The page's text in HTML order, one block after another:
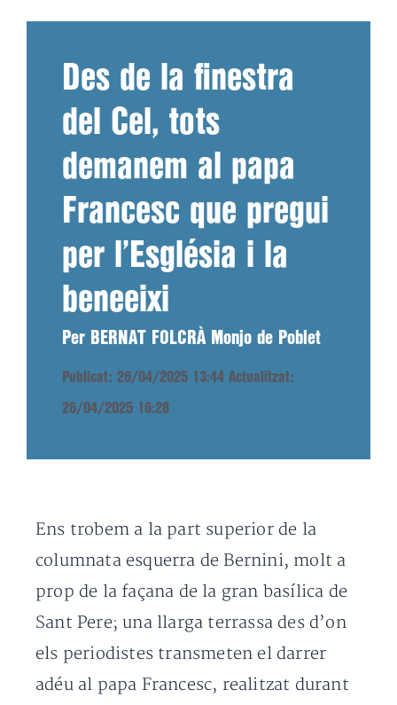
Des de la finestra
del Cel, tots
demanem al papa
Francesc que pregui
per l’Església i la
beneeixi
Per BERNAT FOLCRÀ Monjo de Poblet
Publicat: 26/04/2025 13:44 Actualitzat:
26/04/2025 16:28
Ens trobem a la part superior de la
columnata esquerra de Bernini, molt a
prop de la façana de la gran basílica de
Sant Pere; una llarga terrassa des d’on
els periodistes transmeten el darrer
adéu al papa Francesc, realitzat durant